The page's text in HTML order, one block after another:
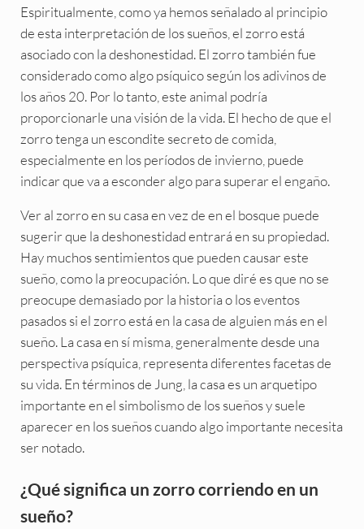
Espiritualmente, como ya hemos señalado al principio
de esta interpretación de los sueños, el zorro está
asociado con la deshonestidad. El zorro también fue
considerado como algo psíquico según los adivinos de
los años 20. Por lo tanto, este animal podría
proporcionarle una visión de la vida. El hecho de que el
zorro tenga un escondite secreto de comida,
especialmente en los períodos de invierno, puede
indicar que va a esconder algo para superar el engaño.
Ver al zorro en su casa en vez de en el bosque puede
sugerir que la deshonestidad entrará en su propiedad.
Hay muchos sentimientos que pueden causar este
sueño, como la preocupación. Lo que diré es que no se
preocupe demasiado por la historia o los eventos
pasados si el zorro está en la casa de alguien más en el
sueño. La casa en sí misma, generalmente desde una
perspectiva psíquica, representa diferentes facetas de
su vida. En términos de Jung, la casa es un arquetipo
importante en el simbolismo de los sueños y suele
aparecer en los sueños cuando algo importante necesita
ser notado.
¿Qué significa un zorro corriendo en un
sueño?